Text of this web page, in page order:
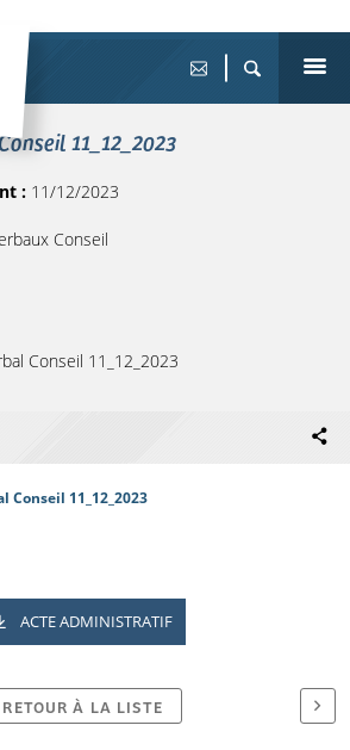
11_12_2023
: 11/12/2023
Conseil
Conseil 11_12_2023
Conseil 11_12_2023
ACTE ADMINISTRATIF
RETOUR À LA LISTE